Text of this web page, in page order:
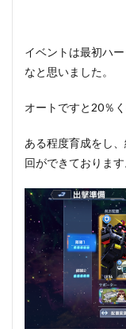
イベントは最初ハ
なと思いました。
オートですと20％
ある程度育成をし
回ができております